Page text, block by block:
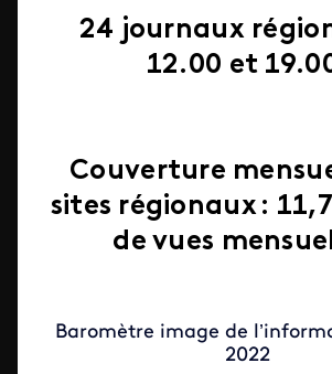
24 journaux
12.00 et
Couverture
sites régionaux :
de vues
Baromètre image de
2022